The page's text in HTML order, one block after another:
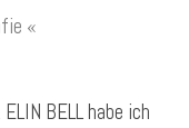
«
BELL habe ich